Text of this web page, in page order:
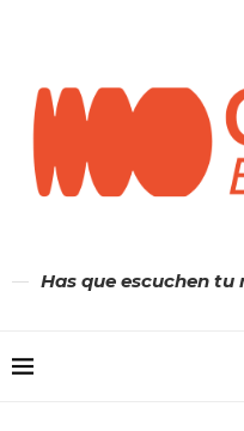
Has que escuchen